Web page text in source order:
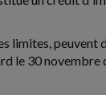
limites, peuvent
le 30 novembre